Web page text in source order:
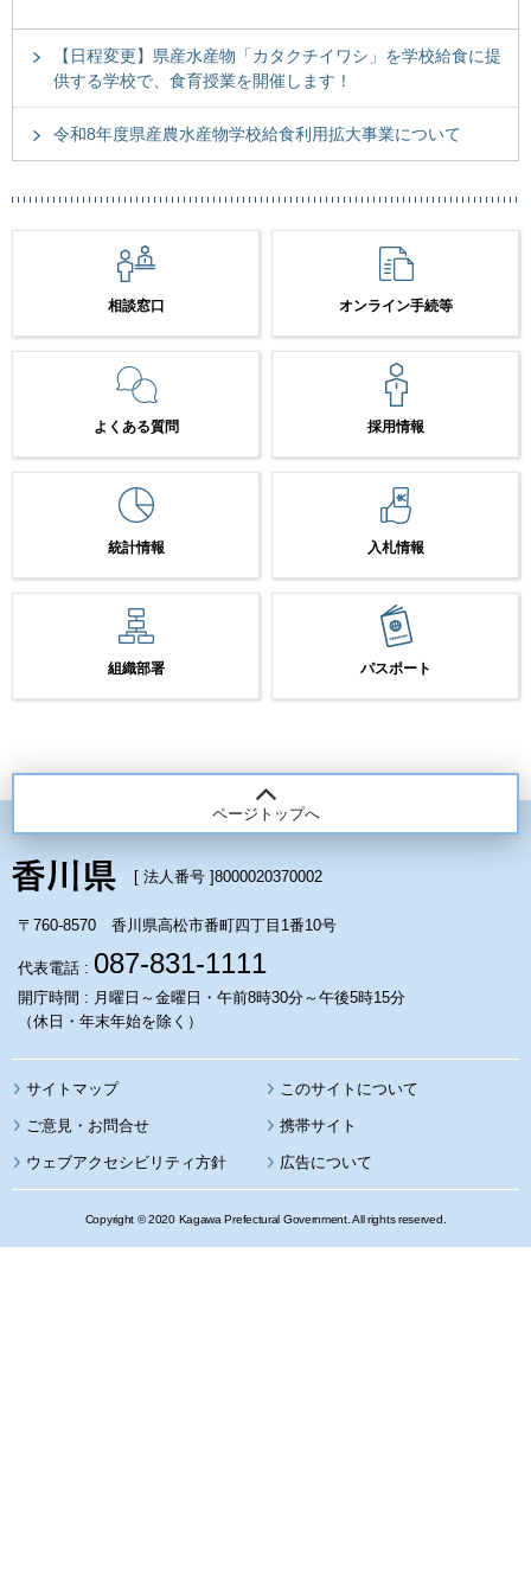
【日程変更】県産水産物「カタクチイワシ」を学校給食に提
供する学校で、食育授業を開催します！
令和8年度県産農水産物学校給食利用拡大事業について
相談窓口 オンライン手続等
よくある質問 採用情報
統計情報 入札情報
組織部署 パスポート
ページトップへ
[ 法人番号 ]8000020370002
〒760-8570 香川県高松市番町四丁目1番10号
代表電話 : 087-831-1111
開庁時間 : 月曜日～金曜日・午前8時30分～午後5時15分
（休日・年末年始を除く）
サイトマップ このサイトについて
携帯サイト
ウェブアクセシビリティ方針 広告について
Copyright © 2020 Kagawa Prefectural Government. All rights reserved.